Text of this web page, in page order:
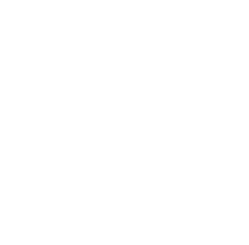
quel moment ?
malt
fins
maltée
déguste :